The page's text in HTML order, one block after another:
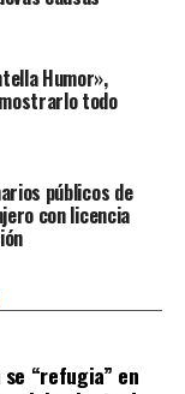
han emitido
Centella,
ha generado
a favor
Humor»,
todo
públicos de
con licencia
se “refugia” en